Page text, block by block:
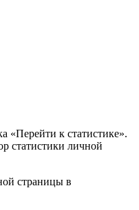
«Перейти к статистике».
статистики личной